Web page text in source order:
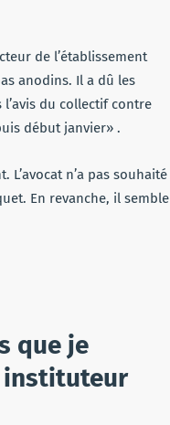
de l’établissement
anodins. Il a dû les
du collectif contre
début janvier» .
n’a pas souhaité
En revanche, il semble
que je
instituteur